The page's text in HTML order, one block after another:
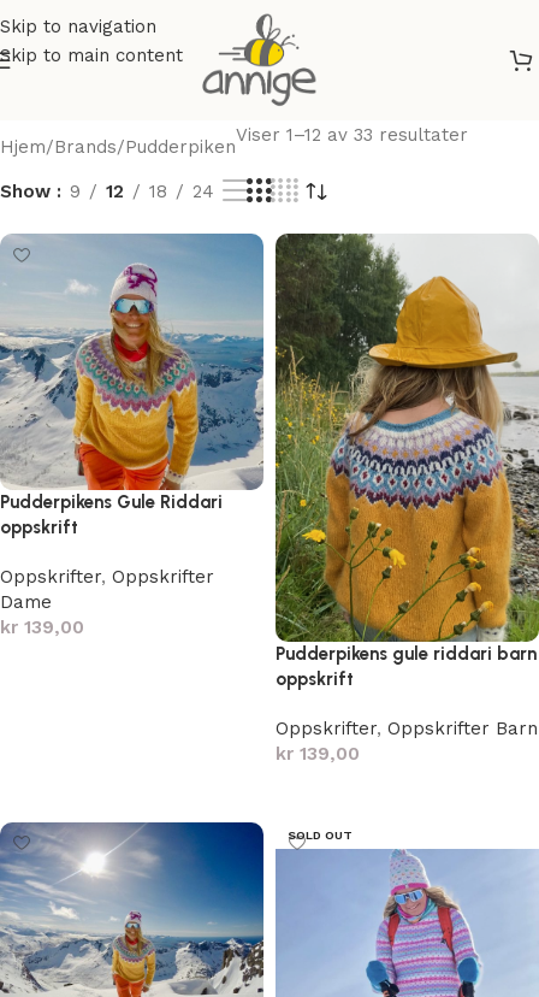
Skip to navigation
Skip to main content
Hjem Brands Pudderpiken
Viser 1–12 av 33 resultater
Show 9 12 18 24
Pudderpikens Gule Riddari
oppskrift
Oppskrifter, Oppskrifter
Dame
kr 139,00
Pudderpikens gule riddari barn
oppskrift
Oppskrifter, Oppskrifter Barn
kr 139,00
SOLD OUT